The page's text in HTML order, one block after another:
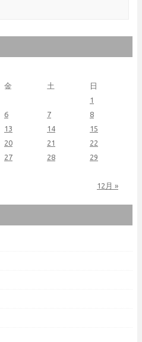
金 土 日
12月 »
1
6 7
8
13 14
15
20 21
22
27 28
29